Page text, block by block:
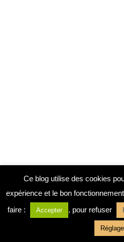
Ce blog utilise des cookies
expérience et le bon
faire :
Accepter , pour refuser